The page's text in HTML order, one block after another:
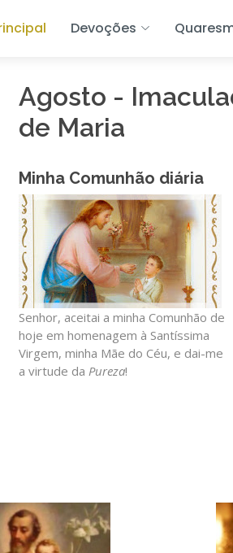
Devoções
Agosto -
de Maria
Minha Comunhão diária
Senhor, aceitai a minha Comunhão de
hoje em homenagem à Santíssima
Virgem, minha Mãe do Céu, e dai-me
a virtude da Pureza!